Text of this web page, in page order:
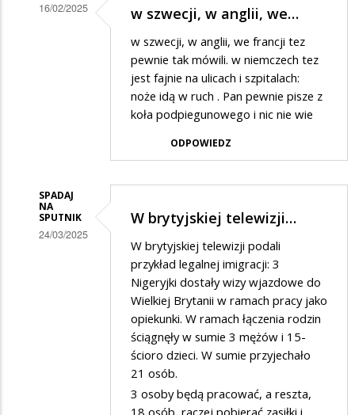
16/02/2025 w szwecji, w anglii, we…
w szwecji, w anglii, we francji tez
pewnie tak mówili. w niemczech tez
jest fajnie na ulicach i szpitalach:
noże idą w ruch . Pan pewnie pisze z
koła podpiegunowego i nic nie wie
ODPOWIEDZ
SPADAJ
NA
SPUTNIK
24/03/2025
W brytyjskiej telewizji…
W brytyjskiej telewizji podali
przykład legalnej imigracji: 3
Nigeryjki dostały wizy wjazdowe do
Wielkiej Brytanii w ramach pracy jako
opiekunki. W ramach łączenia rodzin
ściągnęły w sumie 3 mężów i 15-
ścioro dzieci. W sumie przyjechało
21 osób.
3 osoby będą pracować, a reszta,